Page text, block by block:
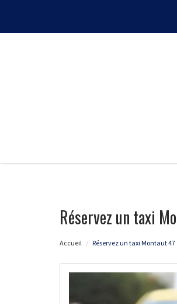
Réservez un taxi
Accueil Réservez un taxi Montaut 47